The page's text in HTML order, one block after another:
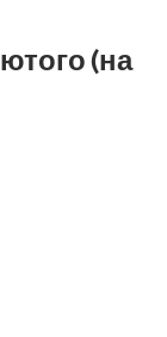
(на